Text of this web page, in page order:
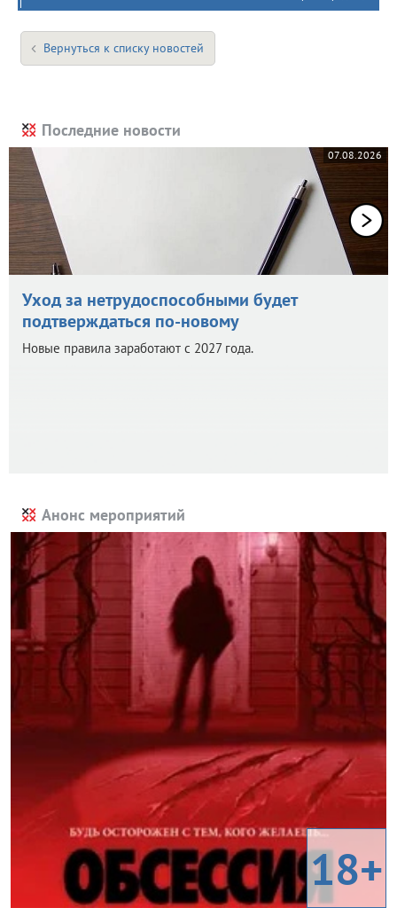
Вернуться к списку новостей
Последние новости
07.08.2026
Уход за нетрудоспособными будет
подтверждаться по-новому
Новые правила заработают с 2027 года.
Анонс мероприятий
18+